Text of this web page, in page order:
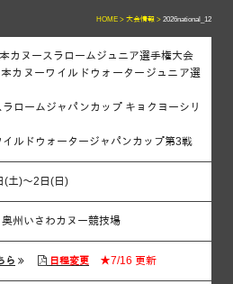
HOME > 大会情報 > 2026national_12
カヌースラロームジュニア選手権大会
カヌーワイルドウォータージュニア選
ロームジャパンカップ キョクヨーシリ
ルドウォータージャパンカップ第3戦
(土)～2日(日)
州いさわカヌー競技場
ら 日程変更 ★7/16 更新